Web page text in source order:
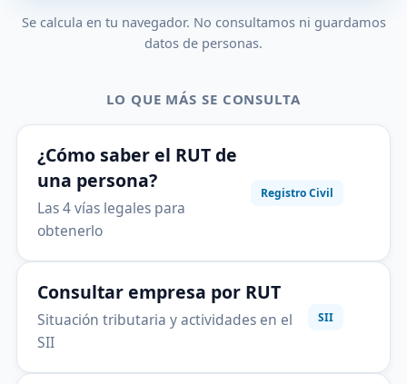
Se calcula en tu navegador. No consultamos ni guardamos
datos de personas.
LO QUE MÁS SE CONSULTA
¿Cómo saber el RUT de
una persona?
Las 4 vías legales para
obtenerlo
Registro Civil
Consultar empresa por RUT
Situación tributaria y actividades en el
SII
SII